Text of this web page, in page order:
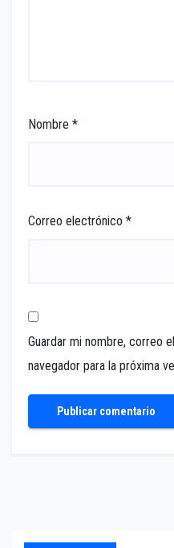
Nombre *
Correo electrónico *
Guardar mi nombre, correo
navegador para la próxima